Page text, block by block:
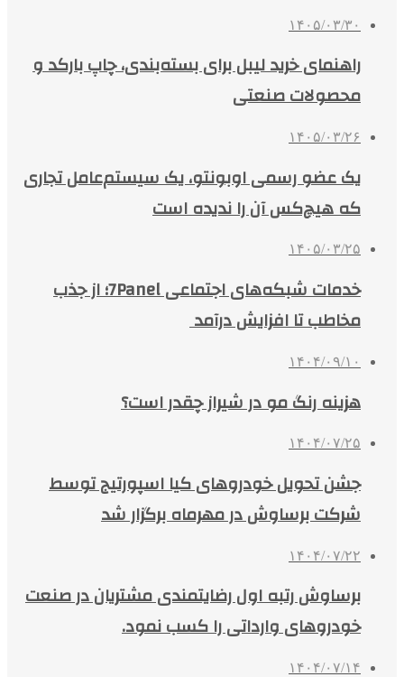
۱۴۰۵/۰۳/۳۰
راهنمای خرید لیبل برای بسته‌بندی، چاپ بارکد و
محصولات صنعتی
۱۴۰۵/۰۳/۲۶
یک عضو رسمی اوبونتو، یک سیستم‌عامل تجاری
که هیچ‌کس آن را ندیده است
۱۴۰۵/۰۳/۲۵
خدمات شبکه‌های اجتماعی 7Panel؛ از جذب
مخاطب تا افزایش درآمد
۱۴۰۴/۰۹/۱۰
هزینه رنگ مو در شیراز چقدر است؟
۱۴۰۴/۰۷/۲۵
جشن تحویل خودروهای کیا اسپورتیج توسط
شرکت برساوش در مهرماه برگزار شد
۱۴۰۴/۰۷/۲۲
برساوش رتبه اول رضایتمندی مشتریان در صنعت
خودروهای وارداتی را کسب نمود.
۱۴۰۴/۰۷/۱۴